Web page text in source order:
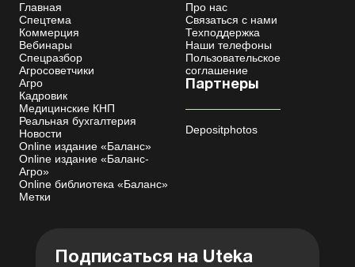
Главная
Спецтема
Коммерция
Вебинары
Спецразбор
Агросоветчики
Агро
Кадровик
Медицинские КНП
Реальная бухгалтерия
Новости
Online издание «Баланс»
Online издание «Баланс-
Агро»
Online библиотека «Баланс»
Метки
Про нас
Связаться с нами
Техподдержка
Наши телефоны
Пользовательское
соглашение
Партнеры
Depositphotos
Подписаться на Uteka